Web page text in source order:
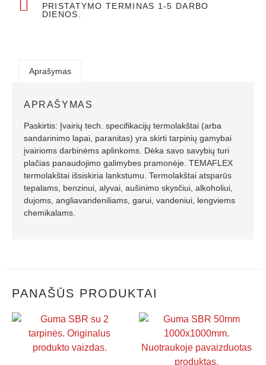
PRISTATYMO TERMINAS 1-5 DARBO
DIENOS.
Aprašymas
APRAŠYMAS
Paskirtis: Įvairių tech. specifikacijų termolakštai (arba
sandarinimo lapai, paranitas) yra skirti tarpinių gamybai
įvairioms darbinėms aplinkoms. Dėka savo savybių turi
plačias panaudojimo galimybes pramonėje. TEMAFLEX
termolakštai išsiskiria lankstumu. Termolakštai atsparūs
tepalams, benzinui, alyvai, aušinimo skysčiui, alkoholiui,
dujoms, angliavandeniliams, garui, vandeniui, lengviems
chemikalams.
PANAŠŪS PRODUKTAI